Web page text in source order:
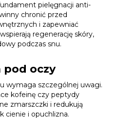
pielęgnacji anti-
chronić przed
i zapewniać
wspierają regenerację skóry,
podczas snu.
pod oczy
wymaga szczególnej uwagi.
kofeinę czy peptydy
zmarszczki i redukują
cienie i opuchlizna.